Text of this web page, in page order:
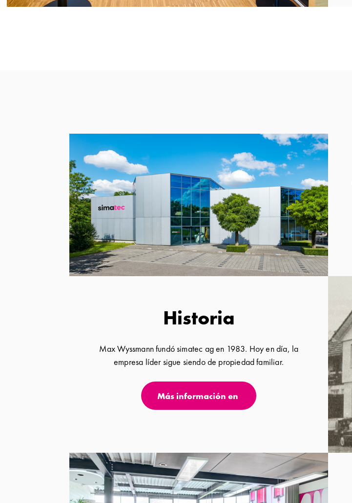
Historia
Max Wyssmann fundó simatec ag en 1983. Hoy en día, la
empresa líder sigue siendo de propiedad familiar.
Más información en